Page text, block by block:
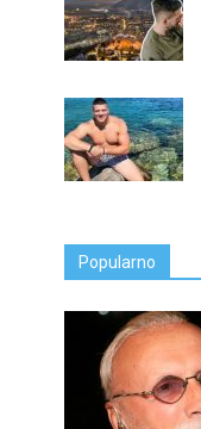
Popularno